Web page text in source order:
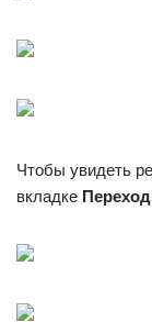
Чтобы увидеть
вкладке